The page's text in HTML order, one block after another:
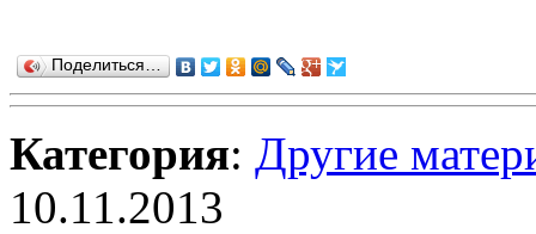
Поделиться…
Категория: Другие
10.11.2013